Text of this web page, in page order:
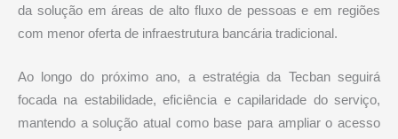
da solução em áreas de alto fluxo de pessoas e em regiões
com menor oferta de infraestrutura bancária tradicional.
Ao longo do próximo ano, a estratégia da Tecban seguirá
focada na estabilidade, eficiência e capilaridade do serviço,
mantendo a solução atual como base para ampliar o acesso